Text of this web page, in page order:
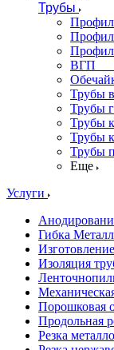
Трубы
ВГП
Трубы
Трубы
Трубы
Трубы
Трубы
Еще
Услуги
Гибка
Изоляция
Порошковая
Продольная
Резка